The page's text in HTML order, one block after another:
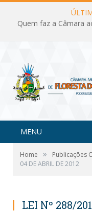
Quem faz a Câmara
MENU
Home » Publicações
04 DE ABRIL DE 2012
LEI Nº 288/